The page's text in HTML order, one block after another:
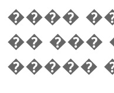
����
�� ���
�����